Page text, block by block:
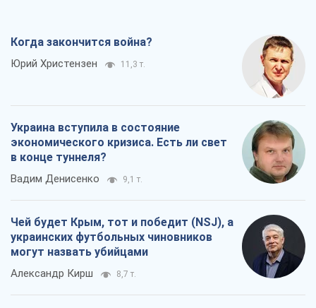
Когда закончится война?
Юрий Христензен 11,3 т.
Украина вступила в состояние
экономического кризиса. Есть ли свет
в конце туннеля?
Вадим Денисенко 9,1 т.
Чей будет Крым, тот и победит (NSJ), а
украинских футбольных чиновников
могут назвать убийцами
Александр Кирш 8,7 т.